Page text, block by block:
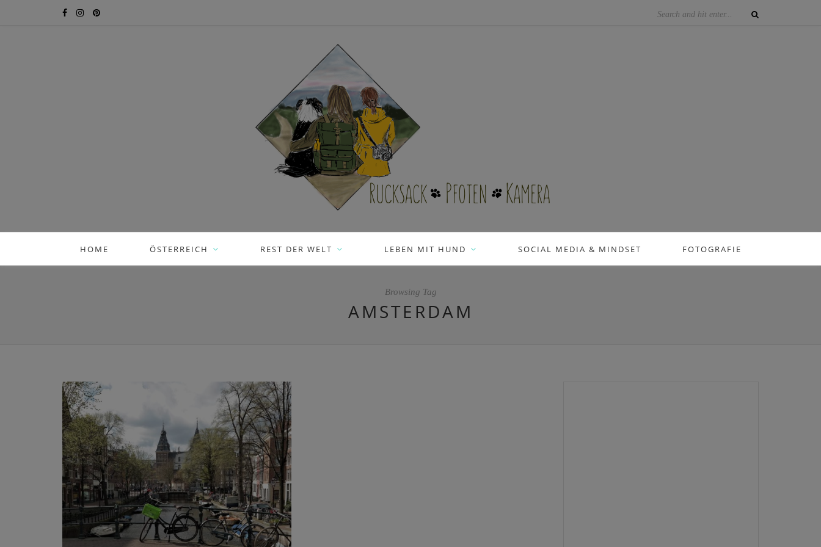
HOME ÖSTERREICH REST DER WELT LEBEN MIT HUND SOCIAL MEDIA & MINDSET FOTOGRAFIE
Browsing Tag
AMSTERDAM